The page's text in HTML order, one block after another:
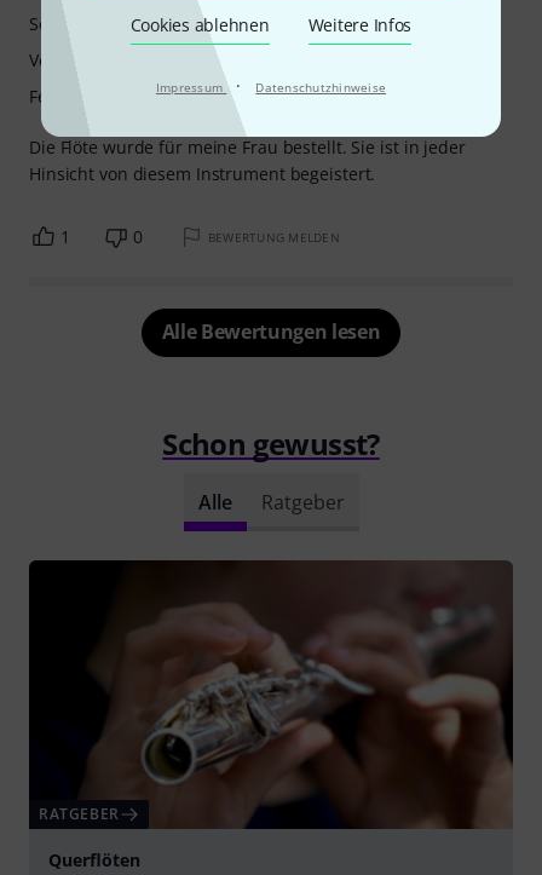
Cookies ablehnen Weitere Infos
Impressum · Datenschutzhinweise
Die Flöte wurde für meine Frau bestellt. Sie ist in jeder
Hinsicht von diesem Instrument begeistert.
Sound
Verarbeitung
Features
1 0 BEWERTUNG MELDEN
Alle Bewertungen lesen
Schon gewusst?
Alle Ratgeber
RATGEBER
Querflöten